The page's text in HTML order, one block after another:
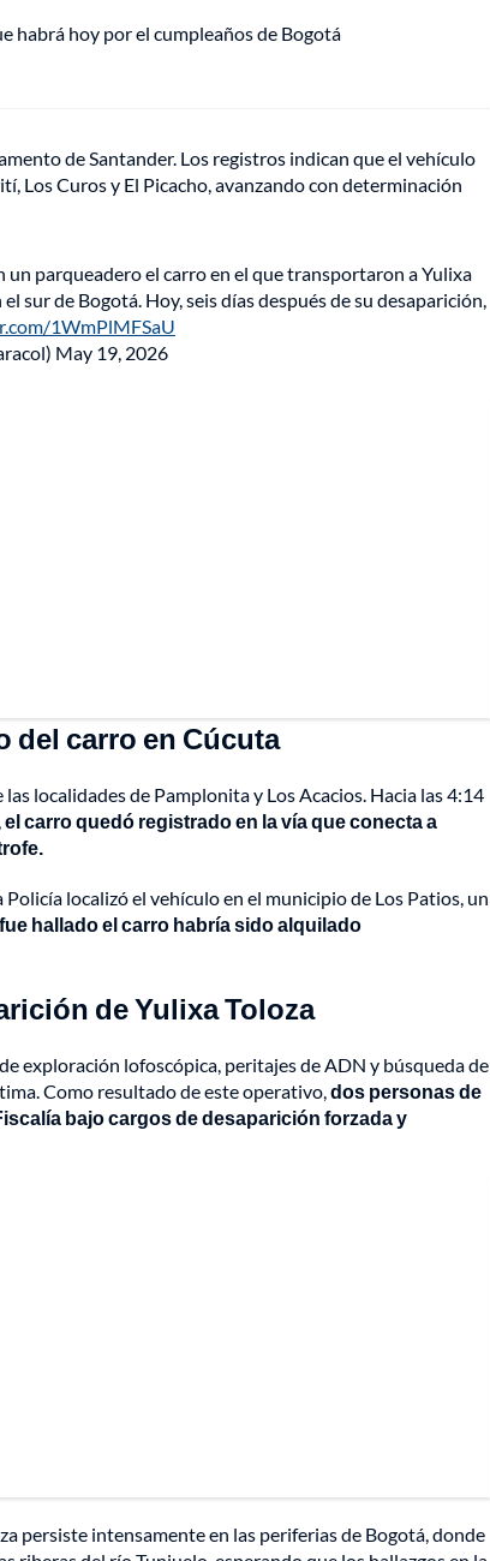
habrá hoy por el cumpleaños de Bogotá
de Santander. Los registros indican que el vehículo
Los Curos y El Picacho, avanzando con determinación
parqueadero el carro en el que transportaron a Yulixa
sur de Bogotá. Hoy, seis días después de su desaparición,
1WmPlMFSaU
May 19, 2026
del carro en Cúcuta
localidades de Pamplonita y Los Acacios. Hacia las 4:14
el carro quedó registrado en la vía que conecta a
localizó el vehículo en el municipio de Los Patios, un
hallado el carro habría sido alquilado
de Yulixa Toloza
exploración lofoscópica, peritajes de ADN y búsqueda de
Como resultado de este operativo,dos personas de
bajo cargos de desaparición forzada y
persiste intensamente en las periferias de Bogotá, donde